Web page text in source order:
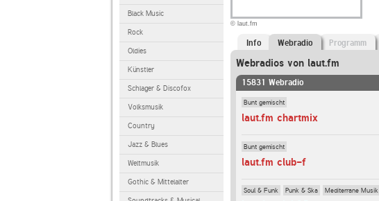
Black Music
Rock
Oldies
Künstler
Schlager & Discofox
Volksmusik
Country
Jazz & Blues
Weltmusik
Gothic & Mittelalter
© laut.fm
Info Webradio Programm
Webradios von laut.fm
15831 Webradio
Bunt gemischt
laut.fm chartmix
Bunt gemischt
laut.fm club-f
Soul & Funk Punk & Ska Mediterrane Musik